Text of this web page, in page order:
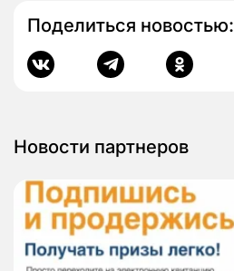
Поделиться новостью:
Новости партнеров